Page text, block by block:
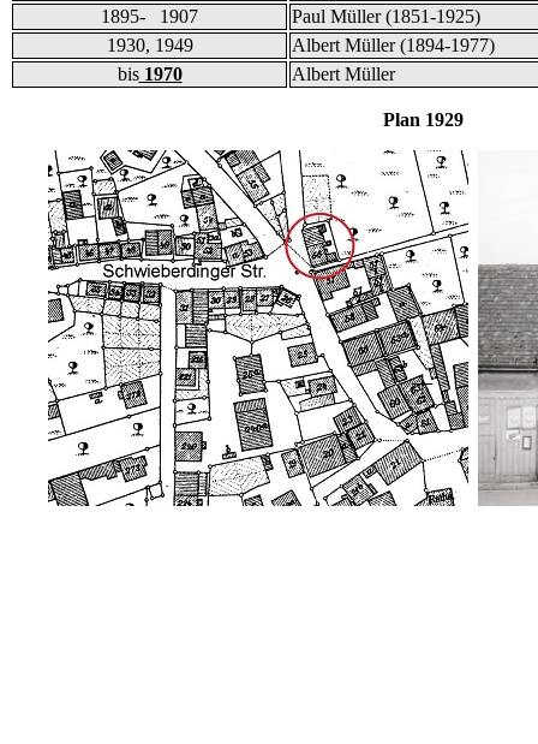
1895- 1907
Paul Müller (1851-1925)
1930, 1949
Albert Müller (1894-1977)
bis1970 Albert Müller
Plan